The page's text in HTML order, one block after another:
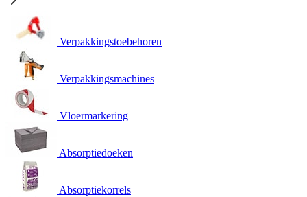
Verpakkingstoebehoren
Verpakkingsmachines
Vloermarkering
Absorptiedoeken
Absorptiekorrels